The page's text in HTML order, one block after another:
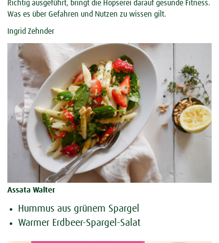
Richtig ausgeführt, bringt die Hopserei darauf gesunde Fitness.
Was es über Gefahren und Nutzen zu wissen gilt.
Ingrid Zehnder
Assata Walter
Hummus aus grünem Spargel
Warmer Erdbeer-Spargel-Salat